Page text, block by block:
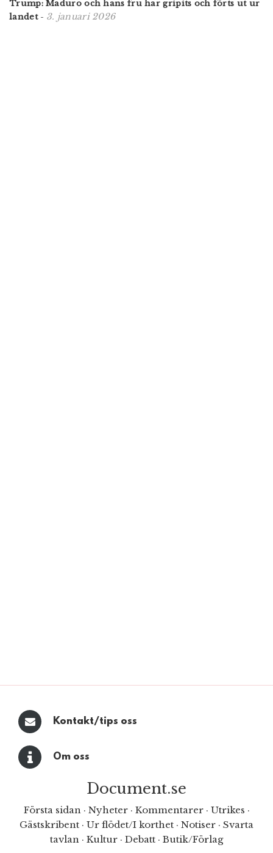
Trump: Maduro och hans fru har gripits och förts ut ur
landet- 3. januari 2026
Kontakt/tips oss
Om oss
Document.se
Första sidan· Nyheter· Kommentarer· Utrikes ·
Gästskribent · Ur flödet/I korthet · Notiser · Svarta
tavlan · Kultur · Debatt · Butik/Förlag